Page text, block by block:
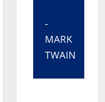
-
MARK
TWAIN